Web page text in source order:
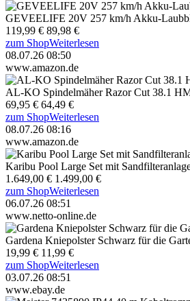
GEVEELIFE 20V 257 km/h Akku-
119,99 € 89,98 €
zum ShopWeiterlesen
08.07.26 08:50
www.amazon.de
AL-KO Spindelmäher Razor Cut 38.1
69,95 € 64,49 €
zum ShopWeiterlesen
08.07.26 08:16
www.amazon.de
Karibu Pool Large Set mit
1.649,00 € 1.499,00 €
zum ShopWeiterlesen
06.07.26 08:51
www.netto-online.de
Gardena Kniepolster Schwarz für die
19,99 € 11,99 €
zum ShopWeiterlesen
03.07.26 08:51
www.ebay.de